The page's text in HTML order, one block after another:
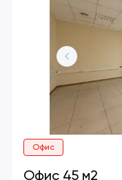
Офис
Офис 45 м2